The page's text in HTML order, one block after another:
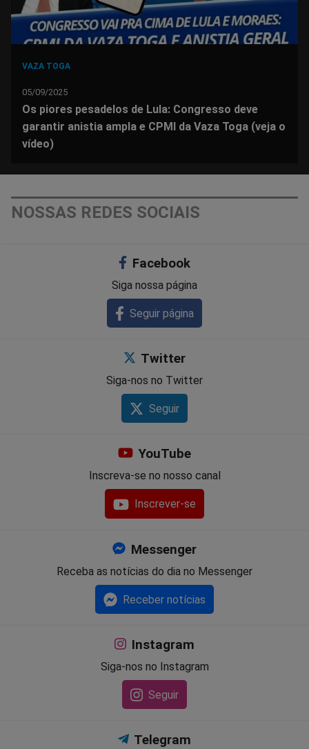
VAZA TOGA
05/09/2025
Os piores pesadelos de Lula: Congresso deve
garantir anistia ampla e CPMI da Vaza Toga (veja o
vídeo)
NOSSAS REDES SOCIAIS
Facebook
Siga nossa página
Seguir página
Twitter
Siga-nos no Twitter
Seguir
YouTube
Inscreva-se no nosso canal
Inscrever-se
Messenger
Receba as notícias do dia no Messenger
Receber notícias
Instagram
Siga-nos no Instagram
Seguir
Telegram